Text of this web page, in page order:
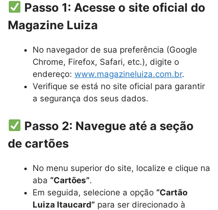
Passo 1: Acesse o site oficial do
Magazine Luiza
No navegador de sua preferência (Google
Chrome, Firefox, Safari, etc.), digite o
endereço: www.magazineluiza.com.br.
Verifique se está no site oficial para garantir
a segurança dos seus dados.
Passo 2: Navegue até a seção
de cartões
No menu superior do site, localize e clique na
aba “Cartões”.
Em seguida, selecione a opção “Cartão
Luiza Itaucard” para ser direcionado à